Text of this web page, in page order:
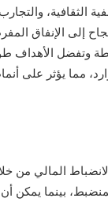
الثقافية،
إلى الإنفاق
وتفضل الأهداف
مما يؤثر على
المالي من
بينما يمكن أن